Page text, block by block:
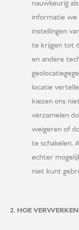
nauwkeurig
informatie we
instellingen
te krijgen tot
en andere
locatie
kiezen ons
verzamelen
weigeren of
te schakelen.
echter
niet kunt
2. HOE